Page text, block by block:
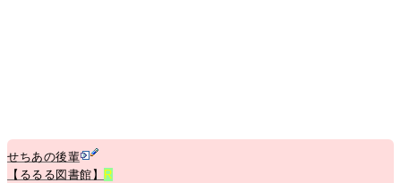
せちあの後輩
【るるる図書館】
R